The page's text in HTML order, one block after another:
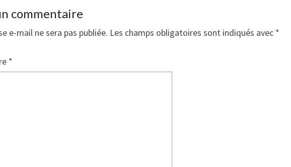
commentaire
e-mail ne sera pas publiée. Les champs obligatoires sont indiqués avec *
*